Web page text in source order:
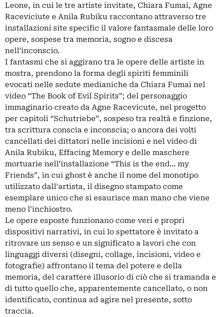
Leone, in cui le tre artiste invitate, Chiara Fumai, Agne
Raceviciute e Anila Rubiku raccontano attraverso tre
installazioni site specific il valore fantasmale delle loro
opere, sospese tra memoria, sogno e discesa
nell’inconscio.
I fantasmi che si aggirano tra le opere delle artiste in
mostra, prendono la forma degli spiriti femminili
evocati nelle sedute medianiche da Chiara Fumai nel
video “The Book of Evil Spirits”; del personaggio
immaginario creato da Agne Racevicute, nel progetto
per capitoli “Schutriebe”, sospeso tra realtà e finzione,
tra scrittura conscia e inconscia; o ancora dei volti
cancellati dei dittatori nelle incisioni e nel video di
Anila Rubiku, Effacing Memory e delle maschere
mortuarie nell’installazione “This is the end… my
Friends”, in cui ghost è anche il nome del monotipo
utilizzato dall'artista, il disegno stampato come
esemplare unico che si esaurisce man mano che viene
meno l'inchiostro.
Le opere esposte funzionano come veri e propri
dispositivi narrativi, in cui lo spettatore è invitato a
ritrovare un senso e un significato a lavori che con
linguaggi diversi (disegni, collage, incisioni, video e
fotografie) affrontano il tema del potere e della
memoria, del carattere illusorio di ciò che si tramanda e
di tutto quello che, apparentemente cancellato, o non
identificato, continua ad agire nel presente, sotto
traccia.